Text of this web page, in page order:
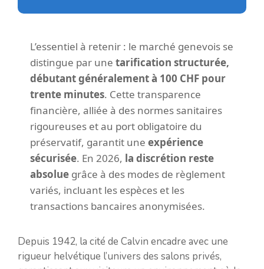
L’essentiel à retenir : le marché genevois se
distingue par unetarification structurée,
débutant généralement à 100 CHF pour
trente minutes. Cette transparence
financière, alliée à des normes sanitaires
rigoureuses et au port obligatoire du
préservatif, garantit uneexpérience
sécurisée. En 2026, la discrétion reste
absolue grâce à des modes de règlement
variés, incluant les espèces et les
transactions bancaires anonymisées.
Depuis 1942, la cité de Calvin encadre avec une
rigueur helvétique l’univers des salons privés,